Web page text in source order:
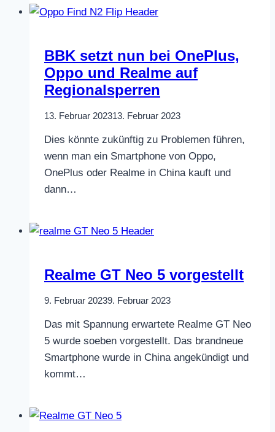
BBK setzt nun bei OnePlus,
Oppo und Realme auf
Regionalsperren
13. Februar 202313. Februar 2023
Dies könnte zukünftig zu Problemen führen,
wenn man ein Smartphone von Oppo,
OnePlus oder Realme in China kauft und
dann…
Realme GT Neo 5 vorgestellt
9. Februar 20239. Februar 2023
Das mit Spannung erwartete Realme GT Neo
5 wurde soeben vorgestellt. Das brandneue
Smartphone wurde in China angekündigt und
kommt…